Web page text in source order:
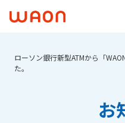
ローソン銀行新型ATMから「
た。
お